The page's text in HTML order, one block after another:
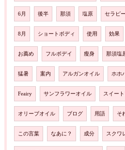
6月 後半 那須 塩原 セラピー
8月 ショートボディ 使用 効果
お薦め フルボデイ 瘦身 那須塩
猛暑 案内 アルガンオイル ホホ
Feairy サンフラワーオイル スイー
オリーブオイル ブログ 用語 そ
この言葉 なあに？ 成分 スクワ